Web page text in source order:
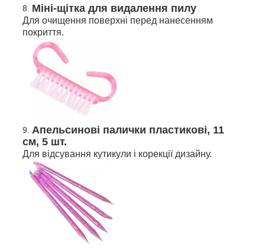
Міні-щітка для видалення пилу
Для очищення поверхні перед нанесенням
покриття.
Апельсинові палички пластикові, 11
см, 5 шт.
Для відсування кутикули і корекції дизайну.